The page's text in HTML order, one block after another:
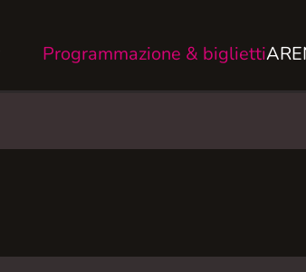
Programmazione & biglietti